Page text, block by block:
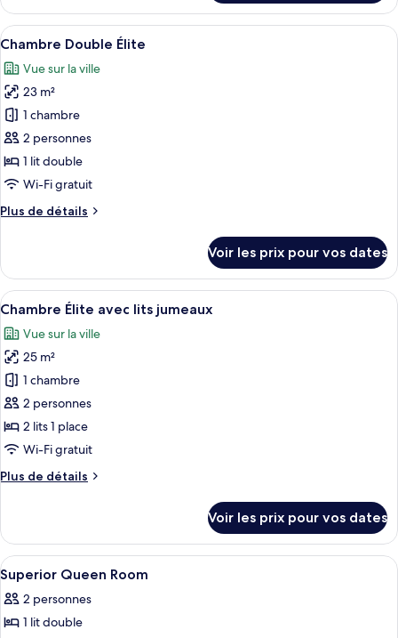
le
type
de
Suite
Classique
Afficher
toutes
les
photos
pour
ce
type
de
chambre :
Chambre
Une chambre d’hôtel avec un
7
Chambre Double Élite
Vue sur la ville
23 m²
1 chambre
2 personnes
1 lit double
Wi-Fi gratuit
Plus de détails
Plus
le
type
de
Chambre
Double
Élite
Voir les prix pour vos dates
Afficher
toutes
les
photos
pour
ce
type
de
chambre :
Chambre
lits
jumeaux
Une chambre d’hôtel avec deux lits,
7
Chambre Élite avec lits jumeaux
Vue sur la ville
25 m²
1 chambre
2 personnes
2 lits 1 place
Wi-Fi gratuit
Plus de détails
Plus
le
type
de
chambre
Chambre
Élite
Voir les prix pour vos dates
Afficher
toutes
les
photos
Une chambre d’hôtel avec un
2
Superior Queen Room
2 personnes
1 lit double